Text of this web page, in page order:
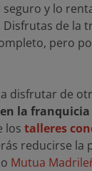
y lo
Disfrutas de la
pero
disfrutar de
la franquicia
los talleres
reducirse la
Mutua